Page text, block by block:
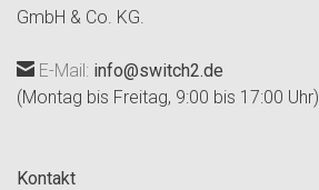
GmbH & Co. KG.
E-Mail: info@switch2.de
(Montag bis Freitag, 9:00 bis 17:00 Uhr)
Kontakt